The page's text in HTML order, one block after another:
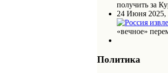
получить за
24 Июня 2025,
«вечное»
Политика